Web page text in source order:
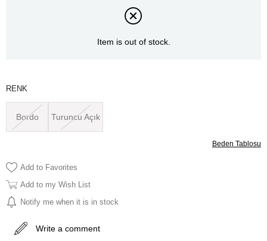
Item is out of stock.
RENK
Bordo Turuncu Açık
Beden Tablosu
Add to Favorites
Add to my Wish List
Notify me when it is in stock
Write a comment